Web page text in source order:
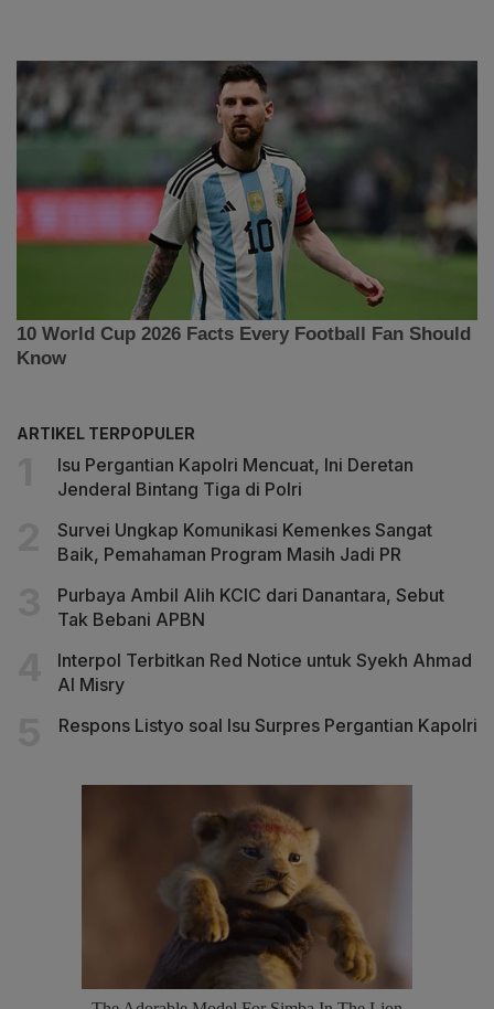
ARTIKEL TERPOPULER
Isu Pergantian Kapolri Mencuat, Ini Deretan
Jenderal Bintang Tiga di Polri
Survei Ungkap Komunikasi Kemenkes Sangat
Baik, Pemahaman Program Masih Jadi PR
Purbaya Ambil Alih KCIC dari Danantara, Sebut
Tak Bebani APBN
Interpol Terbitkan Red Notice untuk Syekh Ahmad
Al Misry
Respons Listyo soal Isu Surpres Pergantian Kapolri